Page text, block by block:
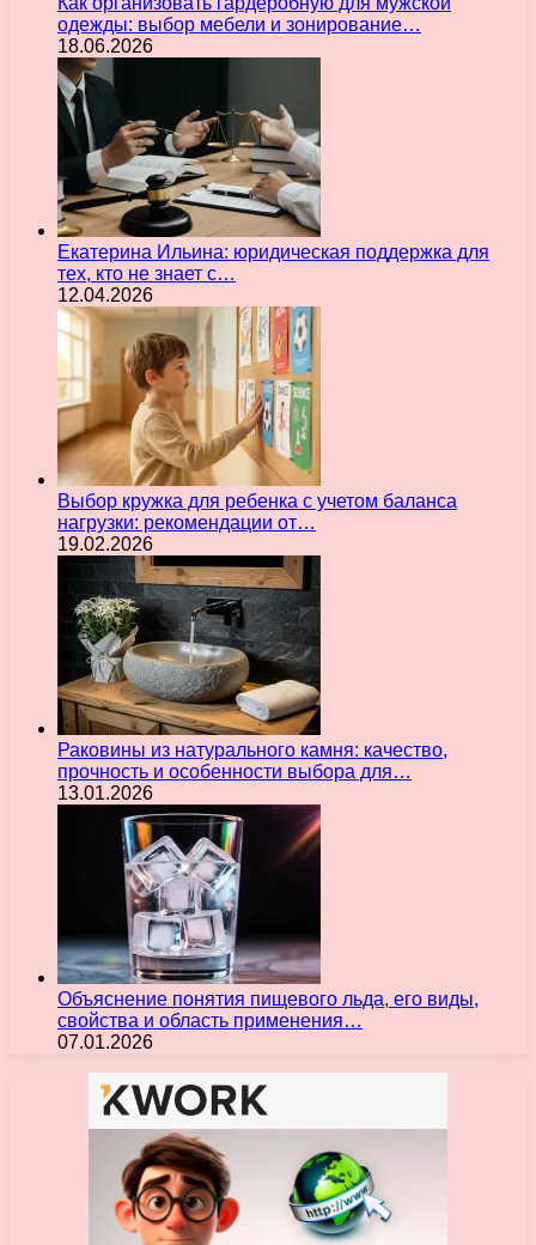
одежды: выбор мебели и зонирование…
18.06.2026
Екатерина Ильина: юридическая поддержка для
тех, кто не знает с…
12.04.2026
Выбор кружка для ребенка с учетом баланса
нагрузки: рекомендации от…
19.02.2026
Раковины из натурального камня: качество,
прочность и особенности выбора для…
13.01.2026
Объяснение понятия пищевого льда, его виды,
свойства и область применения…
07.01.2026